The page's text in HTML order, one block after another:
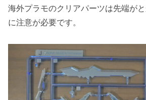
海外プラモのクリアパーツは先端が
に注意が必要です。